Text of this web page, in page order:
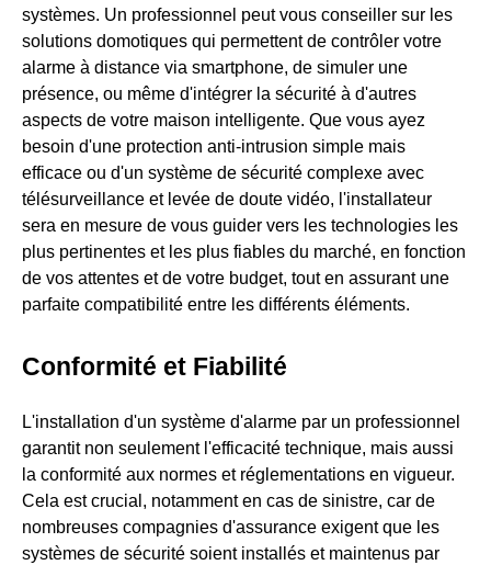
systèmes. Un professionnel peut vous conseiller sur les
solutions domotiques qui permettent de contrôler votre
alarme à distance via smartphone, de simuler une
présence, ou même d'intégrer la sécurité à d'autres
aspects de votre maison intelligente. Que vous ayez
besoin d'une protection anti-intrusion simple mais
efficace ou d'un système de sécurité complexe avec
télésurveillance et levée de doute vidéo, l'installateur
sera en mesure de vous guider vers les technologies les
plus pertinentes et les plus fiables du marché, en fonction
de vos attentes et de votre budget, tout en assurant une
parfaite compatibilité entre les différents éléments.
Conformité et Fiabilité
L'installation d'un système d'alarme par un professionnel
garantit non seulement l'efficacité technique, mais aussi
la conformité aux normes et réglementations en vigueur.
Cela est crucial, notamment en cas de sinistre, car de
nombreuses compagnies d'assurance exigent que les
systèmes de sécurité soient installés et maintenus par